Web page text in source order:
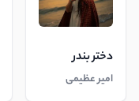
دختر بندر
امیر عظیمی